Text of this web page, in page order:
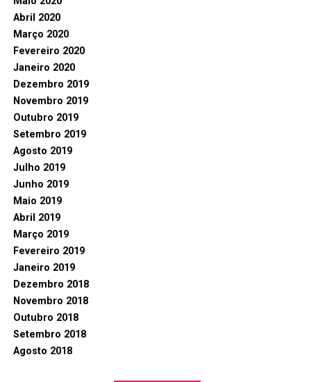
Abril 2020
Março 2020
Fevereiro 2020
Janeiro 2020
Dezembro 2019
Novembro 2019
Outubro 2019
Setembro 2019
Agosto 2019
Julho 2019
Junho 2019
Maio 2019
Abril 2019
Março 2019
Fevereiro 2019
Janeiro 2019
Dezembro 2018
Novembro 2018
Outubro 2018
Setembro 2018
Agosto 2018